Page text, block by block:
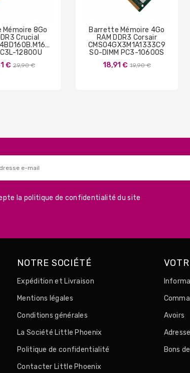
8Go
Crucial
12800U
€ Prix
29,90 €
Barrette Mémoire 4Go
RAM DDR3 Corsair
CMSO4GX3M1A1333C9
SO-DIMM PC3-10600S
18,91 € Prix
19,90 €
la politique de confidentialité du site
NOTRE SOCIÉTÉ
Expédition et Livraison
Mentions légales
Conditions générales
La Société Little Phoenix
Politique de confidentialité
Contacter Little Phoenix
Avoirs
Bons